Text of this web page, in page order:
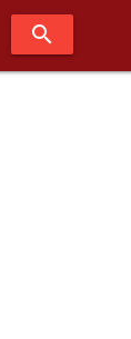
search